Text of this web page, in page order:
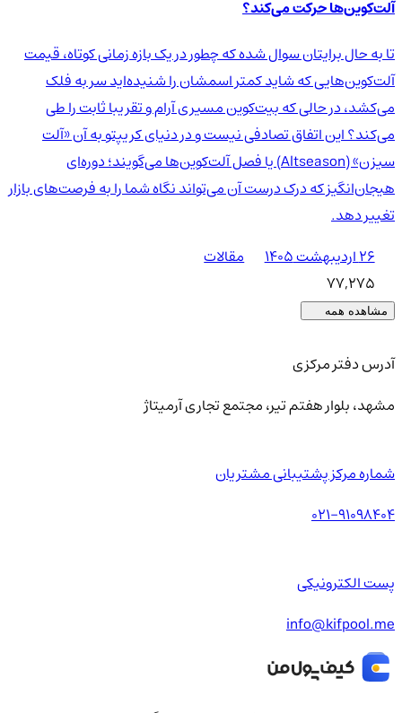
آلت‌کوین‌ها حرکت می‌کند؟
تا به حال برایتان سوال شده که چطور در یک بازه زمانی کوتاه، قیمت
آلت‌کوین‌هایی که شاید کمتر اسمشان را شنیده‌اید سر به فلک
می‌کشد، در حالی که بیت‌کوین مسیری آرام و تقریبا ثابت را طی
می‌کند؟ این اتفاق تصادفی نیست و در دنیای کریپتو به آن «آلت
سیزن» (Altseason) یا فصل آلت‌کوین‌ها می‌گویند؛ دوره‌ای
هیجان‌انگیز که درک درست آن می‌تواند نگاه شما را به فرصت‌های بازار
تغییر دهد.
۲۶ اردیبهشت ۱۴۰۵
مقالات
77,275
مشاهده همه
آدرس دفتر مرکزی
مشهد، بلوار هفتم تیر، مجتمع تجاری آرمیتاژ
شماره مرکز پشتیبانی مشتریان
021-91098404
پست الکترونیکی
info@kifpool.me